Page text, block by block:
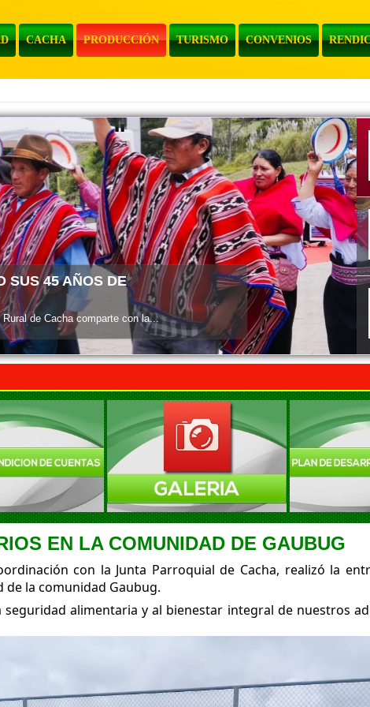
CACHA PRODUCCIÓN TURISMO CONVENIOS
de Cacha informa a la...
EN LA COMUNIDAD DE GAUBUG
con la Junta Parroquial de Cacha, realizó la
la comunidad Gaubug.
alimentaria y al bienestar integral de nuestros